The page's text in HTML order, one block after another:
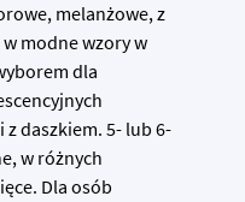
melanżowe, z
modne wzory w
dla
daszkiem. 5- lub 6-
w różnych
Dla osób